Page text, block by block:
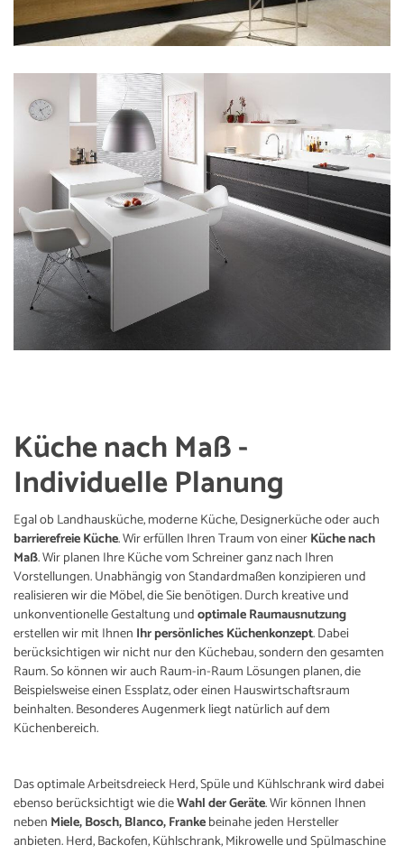
Küche nach Maß -
Individuelle Planung
Egal ob Landhausküche, moderne Küche, Designerküche oder auch
barrierefreie Küche. Wir erfüllen Ihren Traum von einerKüche nach
Maß. Wir planen Ihre Küche vom Schreiner ganz nach Ihren
Vorstellungen. Unabhängig von Standardmaßen konzipieren und
realisieren wir die Möbel, die Sie benötigen. Durch kreative und
unkonventionelle Gestaltung undoptimale Raumausnutzung
erstellen wir mit Ihnen Ihr persönliches Küchenkonzept. Dabei
berücksichtigen wir nicht nur den Küchebau, sondern den gesamten
Raum. So können wir auch Raum-in-Raum Lösungen planen, die
Beispielsweise einen Essplatz, oder einen Hauswirtschaftsraum
beinhalten. Besonderes Augenmerk liegt natürlich auf dem
Küchenbereich.
Das optimale Arbeitsdreieck Herd, Spüle und Kühlschrank wird dabei
ebenso berücksichtigt wie dieWahl der Geräte. Wir können Ihnen
neben Miele, Bosch, Blanco, Frankebeinahe jeden Hersteller
anbieten. Herd, Backofen, Kühlschrank, Mikrowelle und Spülmaschine